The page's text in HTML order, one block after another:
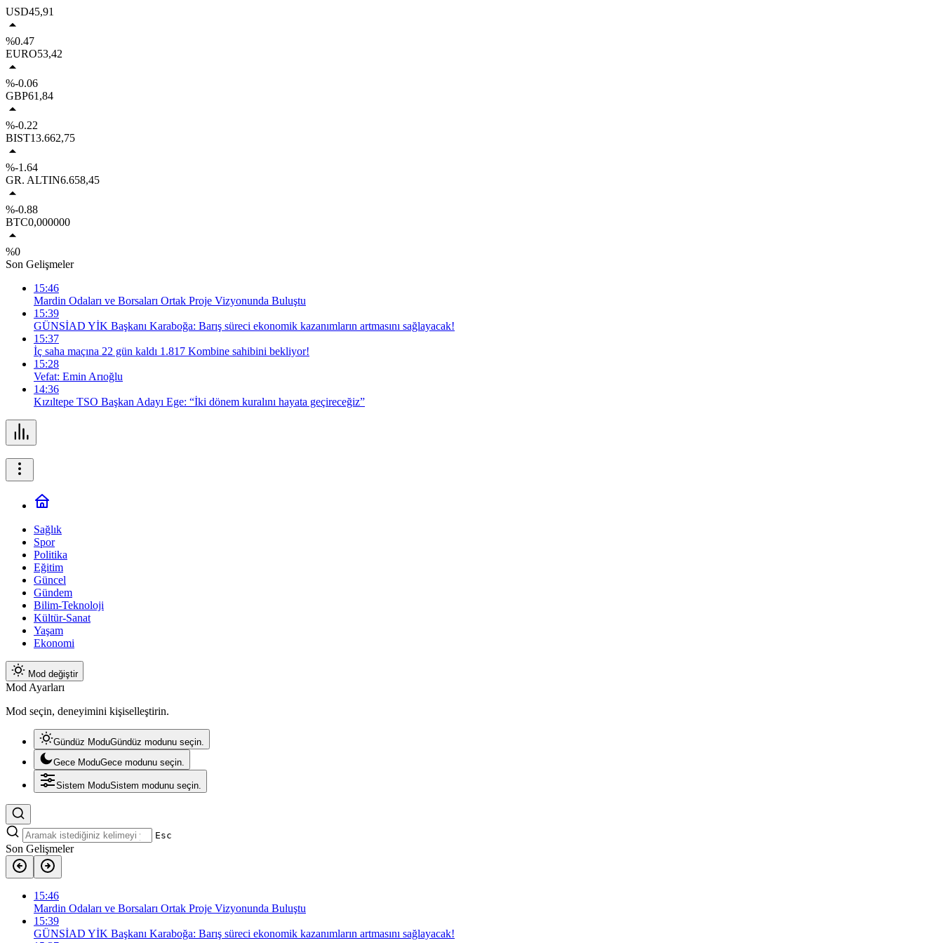
USD45,91
%0.47
EURO53,42
%-0.06
GBP61,84
%-0.22
BIST13.662,75
%-1.64
GR. ALTIN6.658,45
%-0.88
BTC0,000000
%0
Son Gelişmeler
15:46
Mardin Odaları ve Borsaları Ortak Proje Vizyonunda Buluştu
15:39
GÜNSİAD YİK Başkanı Karaboğa: Barış süreci ekonomik kazanımların artmasını sağlayacak!
15:37
İç saha maçına 22 gün kaldı 1.817 Kombine sahibini bekliyor!
15:28
Vefat: Emin Arıoğlu
14:36
Kızıltepe TSO Başkan Adayı Ege: “İki dönem kuralını hayata geçireceğiz”
Sağlık
Spor
Politika
Eğitim
Güncel
Gündem
Bilim-Teknoloji
Kültür-Sanat
Yaşam
Ekonomi
Mod değiştir
Mod Ayarları
Mod seçin, deneyimini kişiselleştirin.
Gündüz ModuGündüz modunu seçin.
Gece ModuGece modunu seçin.
Sistem ModuSistem modunu seçin.
Esc
Son Gelişmeler
15:46
Mardin Odaları ve Borsaları Ortak Proje Vizyonunda Buluştu
15:39
GÜNSİAD YİK Başkanı Karaboğa: Barış süreci ekonomik kazanımların artmasını sağlayacak!